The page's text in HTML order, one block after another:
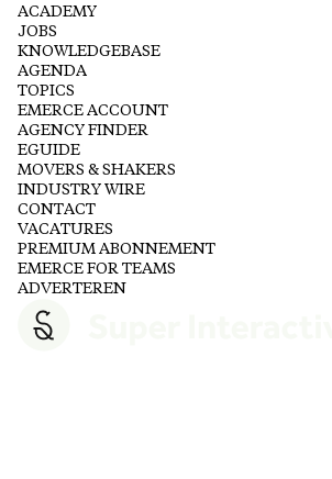
ACADEMY
JOBS
KNOWLEDGEBASE
AGENDA
TOPICS
EMERCE ACCOUNT
AGENCY FINDER
EGUIDE
MOVERS & SHAKERS
INDUSTRY WIRE
CONTACT
VACATURES
PREMIUM ABONNEMENT
EMERCE FOR TEAMS
ADVERTEREN